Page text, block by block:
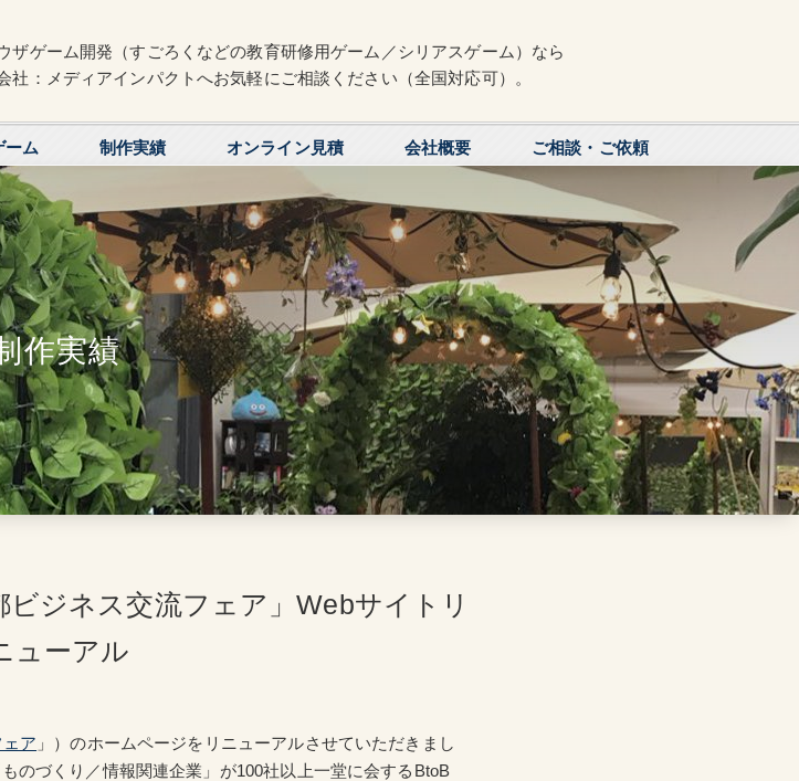
ザゲーム開発（すごろくなどの教育研修用ゲーム／シリアスゲーム）なら
社：メディアインパクトへお気軽にご相談ください（全国対応可）。
ーム 制作実績 オンライン見積 会社概要 ご相談・ご依頼
作実績
ビジネス交流フェア」Webサイトリ
ューアル
ア 」）のホームページをリニューアルさせていただきまし
のづくり／情報関連企業」が100社以上一堂に会するBtoB